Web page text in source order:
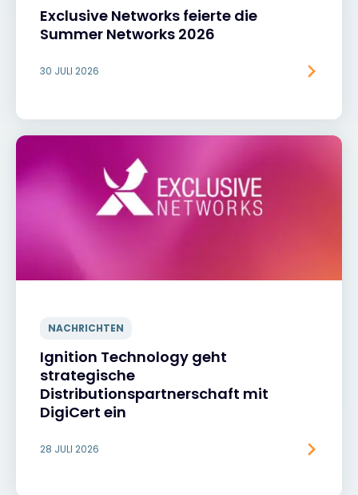
Exclusive Networks feierte die
Summer Networks 2026
30 JULI 2026
NACHRICHTEN
Ignition Technology geht
strategische
Distributionspartnerschaft mit
DigiCert ein
28 JULI 2026